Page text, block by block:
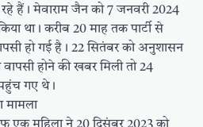
रहे हैं। मेवाराम जैन को 7 जनवरी 2024
था। करीब 20 माह तक पार्टी से
हो गई है। 22 सितंबर को अनुशासन
होने की खबर मिली तो 24
पहुंच गए थे।
मामला